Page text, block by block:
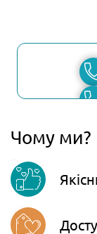
Чому ми?